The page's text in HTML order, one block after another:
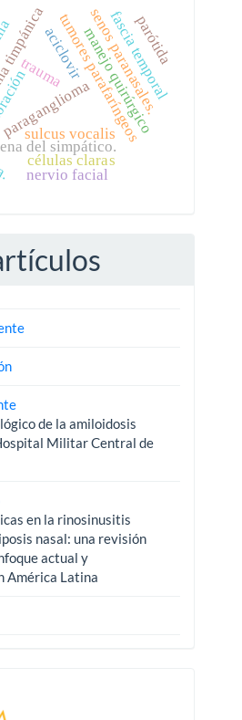
paragangliomatumores parafaríngeos
del simpático.
manejo quirúrgico
senos paranasales.
trauma
sulcus vocalis
fascia temporal
aciclovir
células claras
parótida
nervio facial
de la amiloidosis
Militar Central de
en la rinosinusitis
nasal: una revisión
actual y
América Latina